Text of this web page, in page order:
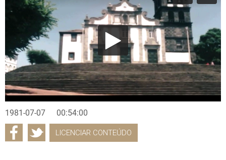
1981-07-07 00:54:00
LICENCIAR CONTEÚDO